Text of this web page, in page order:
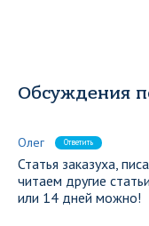
Обсуждения
Олег Ответить
Статья заказуха,
читаем другие
или 14 дней можно!